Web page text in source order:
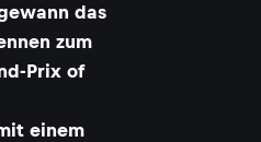
das
zum
Prix of
einem